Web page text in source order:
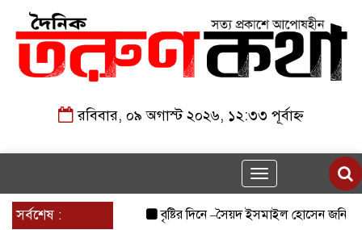
রবিবার, ০৯ অগাস্ট ২০২৬, ১২:৩৩ পূর্বাহ্ন
Toggle
navigation
সর্বশেষ :
বৃষ্টির দিনে –সৈয়দ ইসমাইল হোসেন জনি